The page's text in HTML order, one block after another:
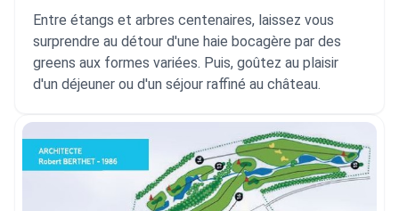
Entre étangs et arbres centenaires, laissez vous
surprendre au détour d'une haie bocagère par des
greens aux formes variées. Puis, goûtez au plaisir
d'un déjeuner ou d'un séjour raffiné au château.